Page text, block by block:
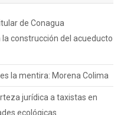
de Conagua
construcción del acueducto
la mentira: Morena Colima
jurídica a taxistas en
ecológicas